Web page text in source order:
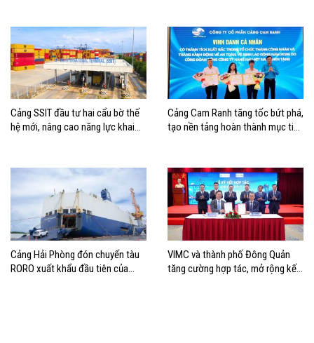
Cảng SSIT đầu tư hai cẩu bờ thế
hệ mới, nâng cao năng lực khai
Cảng Cam Ranh tăng tốc bứt phá,
tạo nền tảng hoàn thành mục tiêu
Cảng Hải Phòng đón chuyến tàu
RORO xuất khẩu đầu tiên của
VIMC và thành phố Đông Quản
tăng cường hợp tác, mở rộng kết